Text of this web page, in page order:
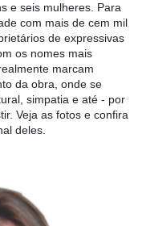
e seis mulheres. Para
com mais de cem mil
de expressivas
os nomes mais
marcam
da obra, onde se
simpatia e até - por
Veja as fotos e confira
deles.